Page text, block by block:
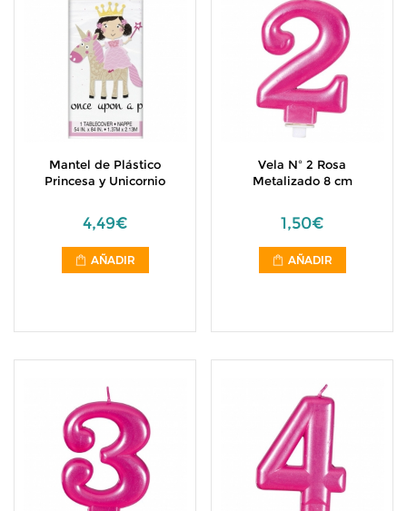
Mantel de Plástico
Princesa y Unicornio
4,49€
AÑADIR
Vela Nº 2 Rosa
Metalizado 8 cm
1,50€
AÑADIR